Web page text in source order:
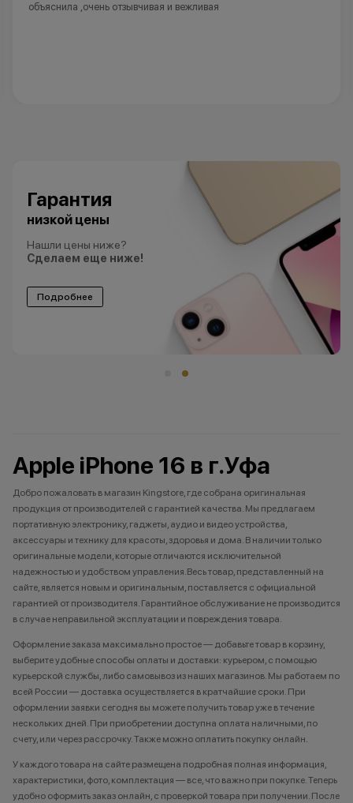
объяснила ,очень отзывчивая и вежливая
Гарантия
низкой цены
Нашли цены ниже?
Сделаем еще ниже!
Подробнее
Apple iPhone 16 в г.Уфа
Добро пожаловать в магазин Kingstore, где собрана оригинальная
продукция от производителей с гарантией качества. Мы предлагаем
портативную электронику, гаджеты, аудио и видео устройства,
аксессуары и технику для красоты, здоровья и дома. В наличии только
оригинальные модели, которые отличаются исключительной
надежностью и удобством управления.Весь товар, представленный на
сайте, является новым и оригинальным, поставляется с официальной
гарантией от производителя. Гарантийное обслуживание не производится
в случае неправильной эксплуатации и повреждения товара.
Оформление заказа максимально простое — добавьте товар в корзину,
выберите удобные способы оплаты и доставки: курьером, с помощью
курьерской службы, либо самовывоз из наших магазинов. Мы работаем по
всей России — доставка осуществляется в кратчайшие сроки. При
оформлении заявки сегодня вы можете получить товар уже в течение
нескольких дней. При приобретении доступна оплата наличными, по
счету, или через рассрочку. Также можно оплатить покупку онлайн.
У каждого товара на сайте размещена подробная полная информация,
характеристики, фото, комплектация — все, что важно при покупке. Теперь
удобно оформить заказ онлайн, с проверкой товара при получении. После